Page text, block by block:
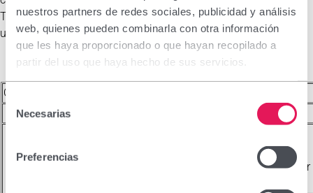
nuestros partners de redes sociales, publicidad y análisis
web, quienes pueden combinarla con otra información
que les haya proporcionado o que hayan recopilado a
partir del uso que haya hecho de sus servicios.
Selección
Necesarias
Preferencias
Transferències Internacionals de dades de cada una d’elles
utilitzades a la nostra pàgina web:
COOKIES PRÒPIES
TITULAR
FINALITAT
www.vinas.es
sessió
iniciada per